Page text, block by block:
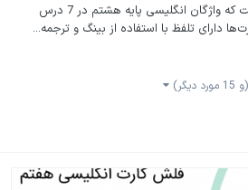
در این مجموعه سعی شده است که واژگان انگلیسی پایه هشتم در 7 درس
دارای تلفظ با استفاده از بینگ و ترجمه...
دیگر)